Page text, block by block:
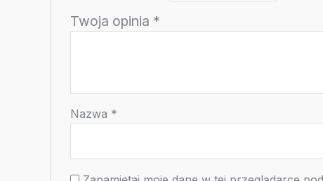
Twoja opinia *
Nazwa *